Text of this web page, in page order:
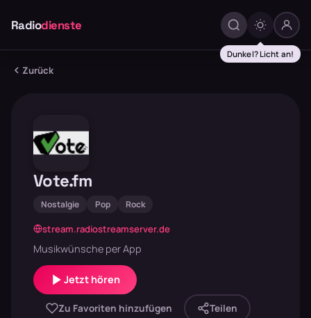
Radiodienste
Dunkel? Licht an!
Zurück
Vote.fm
Nostalgie Pop Rock
stream.radiostreamserver.de
Musikwünsche per App
Jetzt hören
Zu Favoriten hinzufügen Teilen